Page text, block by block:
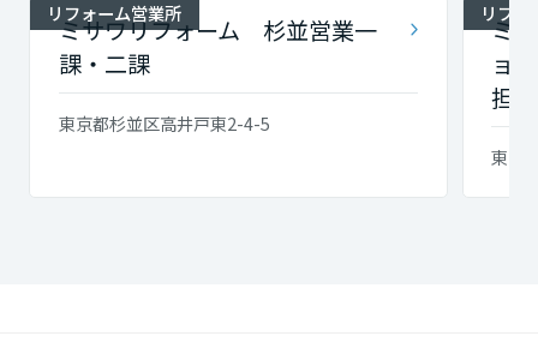
リフォーム営業所
ミサワリフォーム 杉並営業一
課・二課
東京都杉並区高井戸東2-4-5
リフ
ミ
ョ
担
東京